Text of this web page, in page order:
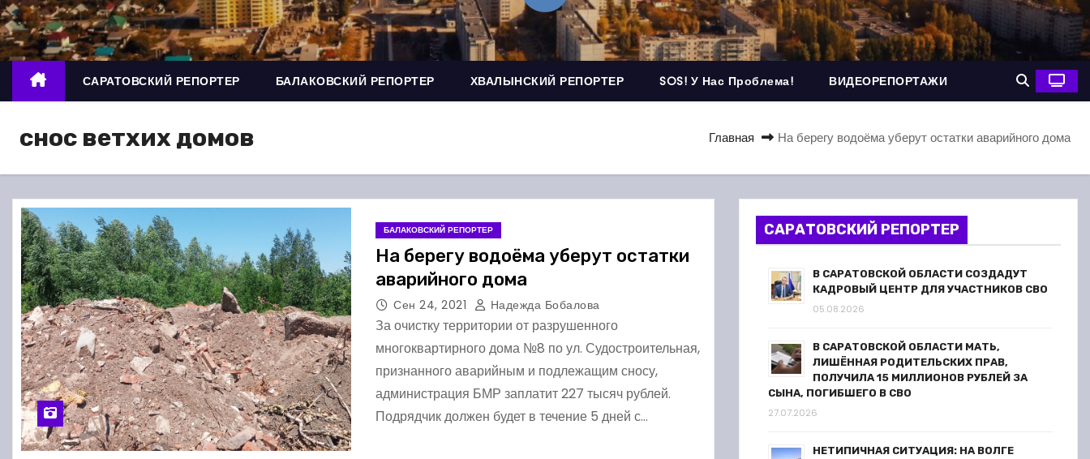
о
м
у
САРАТОВСКИЙ РЕПОРТЕР БАЛАКОВСКИЙ РЕПОРТЕР ХВАЛЫНСКИЙ РЕПОРТЕР SOS! У Нас Проблема! ВИДЕОРЕПОРТАЖИ
снос ветхих домов Главная На берегу водоёма уберут остатки аварийного дома
БАЛАКОВСКИЙ РЕПОРТЕР
На берегу водоёма уберут остатки
аварийного дома
Сен 24, 2021 Надежда Бобалова
За очистку территории от разрушенного
многоквартирного дома №8 по ул. Судостроительная,
признанного аварийным и подлежащим сносу,
администрация БМР заплатит 227 тысяч рублей.
Подрядчик должен будет в течение 5 дней с…
САРАТОВСКИЙ РЕПОРТЕР
В САРАТОВСКОЙ ОБЛАСТИ СОЗДАДУТ
КАДРОВЫЙ ЦЕНТР ДЛЯ УЧАСТНИКОВ СВО
05.08.2026
В САРАТОВСКОЙ ОБЛАСТИ МАТЬ,
ЛИШЁННАЯ РОДИТЕЛЬСКИХ ПРАВ,
ПОЛУЧИЛА 15 МИЛЛИОНОВ РУБЛЕЙ ЗА
СЫНА, ПОГИБШЕГО В СВО
27.07.2026
НЕТИПИЧНАЯ СИТУАЦИЯ: НА ВОЛГЕ